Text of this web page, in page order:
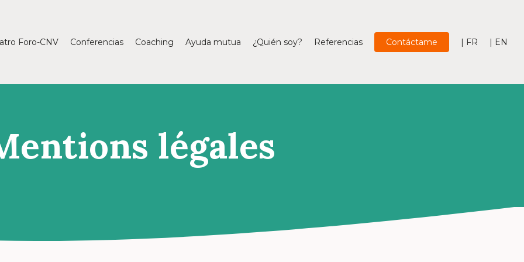
Foro-CNV Conferencias Coaching Ayuda mutua ¿Quién soy? Referencias Contáctame | FR | EN
légales